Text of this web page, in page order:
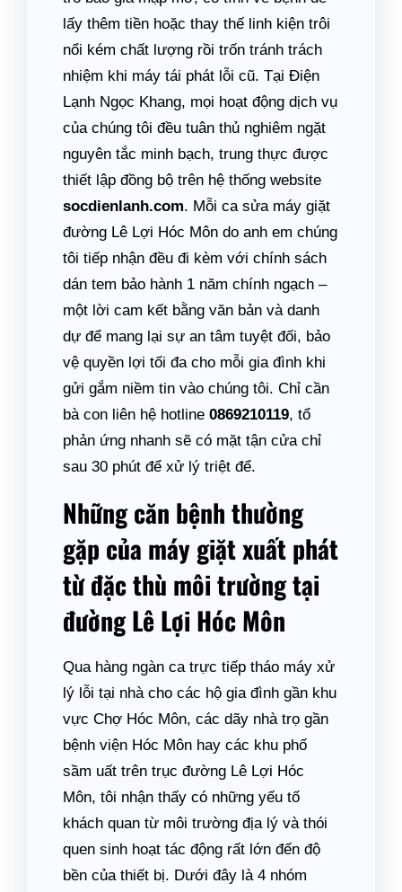
lấy thêm tiền hoặc thay thế linh kiện trôi
nổi kém chất lượng rồi trốn tránh trách
nhiệm khi máy tái phát lỗi cũ. Tại Điện
Lạnh Ngọc Khang, mọi hoạt động dịch vụ
của chúng tôi đều tuân thủ nghiêm ngặt
nguyên tắc minh bạch, trung thực được
thiết lập đồng bộ trên hệ thống website
socdienlanh.com. Mỗi ca sửa máy giặt
đường Lê Lợi Hóc Môn do anh em chúng
tôi tiếp nhận đều đi kèm với chính sách
dán tem bảo hành 1 năm chính ngạch –
một lời cam kết bằng văn bản và danh
dự để mang lại sự an tâm tuyệt đối, bảo
vệ quyền lợi tối đa cho mỗi gia đình khi
gửi gắm niềm tin vào chúng tôi. Chỉ cần
bà con liên hệ hotline 0869210119, tổ
phản ứng nhanh sẽ có mặt tận cửa chỉ
sau 30 phút để xử lý triệt để.
Những căn bệnh thường
gặp của máy giặt xuất phát
từ đặc thù môi trường tại
đường Lê Lợi Hóc Môn
Qua hàng ngàn ca trực tiếp tháo máy xử
lý lỗi tại nhà cho các hộ gia đình gần khu
vực Chợ Hóc Môn, các dãy nhà trọ gần
bệnh viện Hóc Môn hay các khu phố
sầm uất trên trục đường Lê Lợi Hóc
Môn, tôi nhận thấy có những yếu tố
khách quan từ môi trường địa lý và thói
quen sinh hoạt tác động rất lớn đến độ
bền của thiết bị. Dưới đây là 4 nhóm